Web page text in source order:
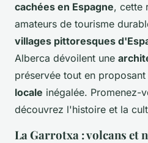
cachées en Espagne, cette
amateurs de tourisme
villages pittoresques
Alberca dévoilent une
préservée tout en proposant
locale inégalée. Promenez-
découvrez l'histoire et la
La Garrotxa : volcans et